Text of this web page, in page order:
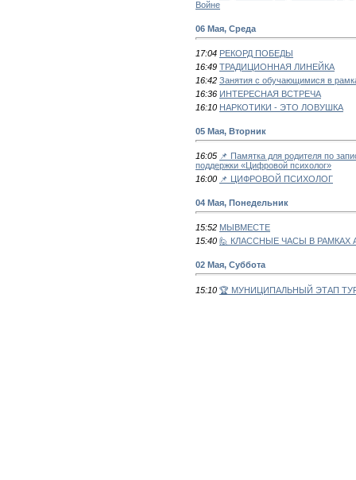
Войне
06 Мая, Среда
17:04 РЕКОРД ПОБЕДЫ
16:49 ТРАДИЦИОННАЯ ЛИНЕЙКА
16:42 Занятия с обучающимися в
16:36 ИНТЕРЕСНАЯ ВСТРЕЧА
16:10 НАРКОТИКИ - ЭТО ЛОВУШКА
05 Мая, Вторник
16:05 📌 Памятка для родителя по
поддержки «Цифровой психолог»
16:00 📌 ЦИФРОВОЙ ПСИХОЛОГ
04 Мая, Понедельник
15:52 МЫВМЕСТЕ
15:40 🙋 КЛАССНЫЕ ЧАСЫ В
02 Мая, Суббота
15:10 🏆 МУНИЦИПАЛЬНЫЙ ЭТАП